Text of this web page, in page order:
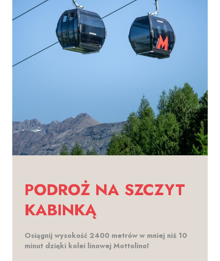
PODROŻ NA SZCZYT
KABINKĄ
Osiągnij wysokość 2400 metrów w mniej niż 10
minut dzięki kolei linowej Mottolino!